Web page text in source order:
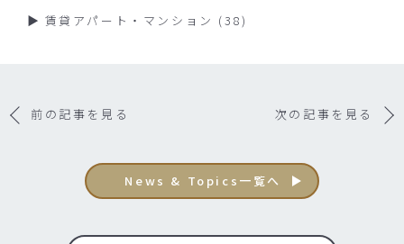
賃貸アパート・マンション (38)
前の記事を見る 次の記事を見る
News & Topics一覧へ